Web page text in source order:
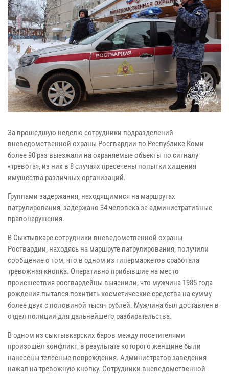
За прошедшую неделю сотрудники подразделений
вневедомственной охраны Росгвардии по Республике Коми
более 90 раз выезжали на охраняемые объекты по сигналу
«тревога», из них в 8 случаях пресечены попытки хищения
имущества различных организаций.
Группами задержания, находящимися на маршрутах
патрулирования, задержано 34 человека за административные
правонарушения.
В Сыктывкаре сотрудники вневедомственной охраны
Росгвардии, находясь на маршруте патрулирования, получили
сообщение о том, что в одном из гипермаркетов сработала
тревожная кнопка. Оперативно прибывшие на место
происшествия росгвардейцы выяснили, что мужчина 1985 года
рождения пытался похитить косметические средства на сумму
более двух с половиной тысяч рублей. Мужчина был доставлен в
отдел полиции для дальнейшего разбирательства.
В одном из сыктывкарских баров между посетителями
произошёл конфликт, в результате которого женщине были
нанесены телесные повреждения. Администратор заведения
нажал на тревожную кнопку. Сотрудники вневедомственной